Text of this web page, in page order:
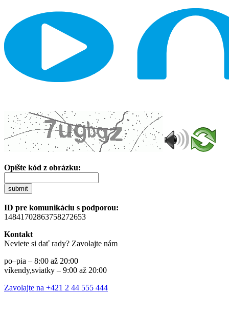
Opíšte kód z obrázku:
submit
ID pre komunikáciu s podporou:
14841702863758272653
Kontakt
Neviete si dať rady? Zavolajte nám
po–pia – 8:00 až 20:00
víkendy,sviatky – 9:00 až 20:00
Zavolajte na +421 2 44 555 444